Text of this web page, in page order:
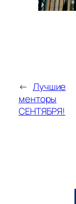
← Лучшие
менторы
СЕНТЯБРЯ!